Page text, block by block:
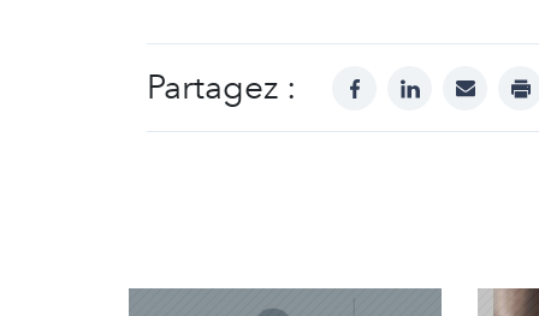
Partagez : facebooklinkedinmail